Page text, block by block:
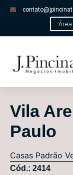
Área
Vila
Paulo
Casas Padrão
Cód.: 2414